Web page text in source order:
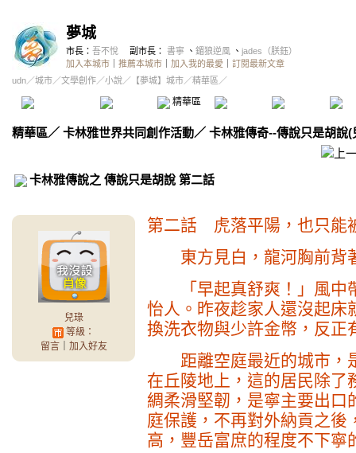
夢城
市長： 吾不悅 副市長： 書寧 、 鎇狼逆風 、 jades（朕鈺）
加入本城市
推薦本城市 加入我的最愛
訂閱最新文章
udn／城市／文學創作／小說／ 【夢城】城市／精華區／
精華區 投票區 影像館
精華區／ 卡林雅世界共同創作活動／ 卡林雅傳奇--傳說只是胡說(
卡林雅傳說之 傳說只是胡說 第二話
兒琭
等級：
留言｜ 加入好友
第二話 虎落平陽，也只能
東方見白，龍河胸前背
「早起真舒爽！」風中
怡人。昨夜趁家人還沒起床
換洗衣物與少許金幣，反正
距離空庭最近的城市，
在丘陵地上，這的居民除了
綢柔滑堅韌，是寧主要出口
庭保護，不再對外納貢之後
高，豐岳富庶的程度不下寧